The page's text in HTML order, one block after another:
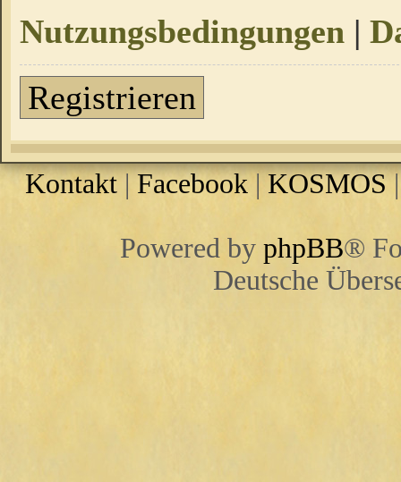
Nutzungsbedingungen |
Registrieren
Kontakt | Facebook |KOSMOS
Powered by phpBB®
Deutsche